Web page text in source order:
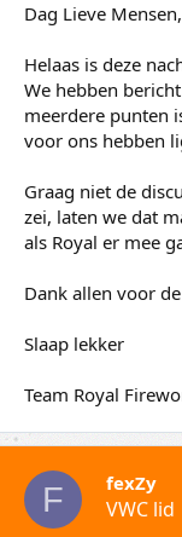
Dag Lieve Mensen,
Helaas is deze
We hebben
meerdere punten
voor ons hebben
Graag niet de
zei, laten we dat
als Royal er mee
Dank allen voor
Slaap lekker
Team Royal
F fexZy
VWC lid